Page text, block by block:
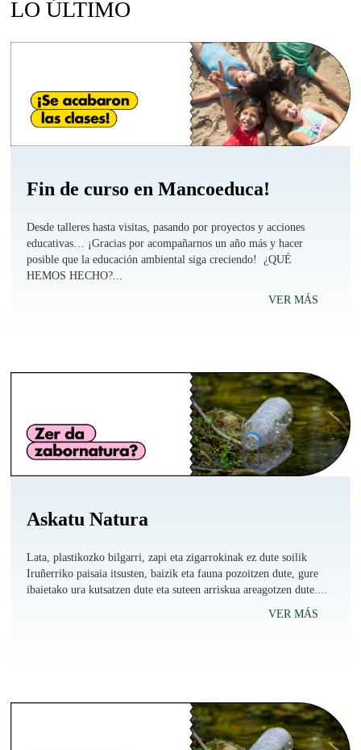
LO ÚLTIMO
Fin de curso en Mancoeduca!
Desde talleres hasta visitas, pasando por proyectos y acciones
educativas… ¡Gracias por acompañarnos un año más y hacer
posible que la educación ambiental siga creciendo! ¿QUÉ
HEMOS HECHO?...
VER MÁS
Askatu Natura
Lata, plastikozko bilgarri, zapi eta zigarrokinak ez dute soilik
Iruñerriko paisaia itsusten, baizik eta fauna pozoitzen dute, gure
ibaietako ura kutsatzen dute eta suteen arriskua areagotzen dute....
VER MÁS